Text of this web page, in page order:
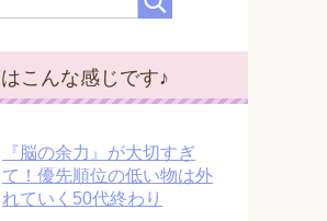
こんな感じです♪
『脳の余力』が大切すぎ
て！優先順位の低い物は外
れていく50代終わり